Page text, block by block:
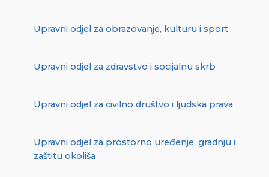
Upravni odjel za obrazovanje, kulturu i sport
Upravni odjel za zdravstvo i socijalnu skrb
Upravni odjel za civilno društvo i ljudska prava
Upravni odjel za prostorno uređenje, gradnju i
zaštitu okoliša